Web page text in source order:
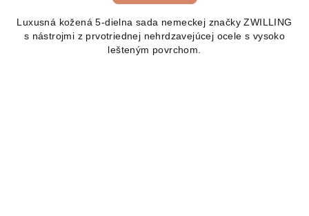
Luxusná kožená 5-dielna sada nemeckej značky ZWILLING
s nástrojmi z prvotriednej nehrdzavejúcej ocele s vysoko
lešteným povrchom.